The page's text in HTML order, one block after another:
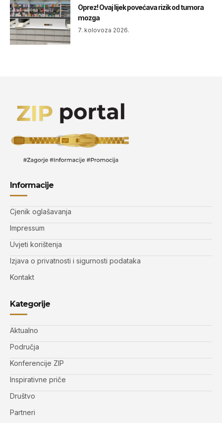
Oprez! Ovaj lijek povećava rizik od tumora
mozga
7. kolovoza 2026.
Informacije
Cjenik oglašavanja
Impressum
Uvjeti korištenja
Izjava o privatnosti i sigurnosti podataka
Kontakt
Kategorije
Aktualno
Područja
Konferencije ZIP
Inspirativne priče
Društvo
Partneri